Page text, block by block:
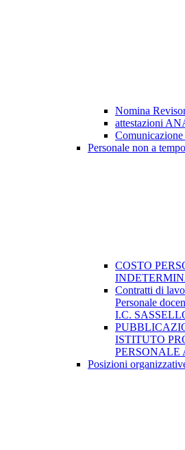
Nomina
attestazioni
Personale non a
COSTO
Contratti di
Personale
I.C.
ISTITUTO
PERSONALE
Posizioni